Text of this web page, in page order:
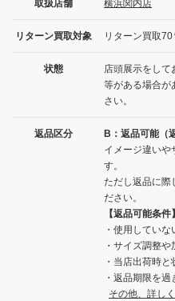
取扱店舗 横浜関内店
リターン買取対象 リターン買取
状態
店頭展示をして
等がある場合が
さい。
返品区分
B：返品可能（
イメージ違いや
す。
ただし返品に際
ださい。
【返品可能条件】
・使用していな
・サイズ調整や
・当店出荷時と
・返品期限を過
その他、詳し